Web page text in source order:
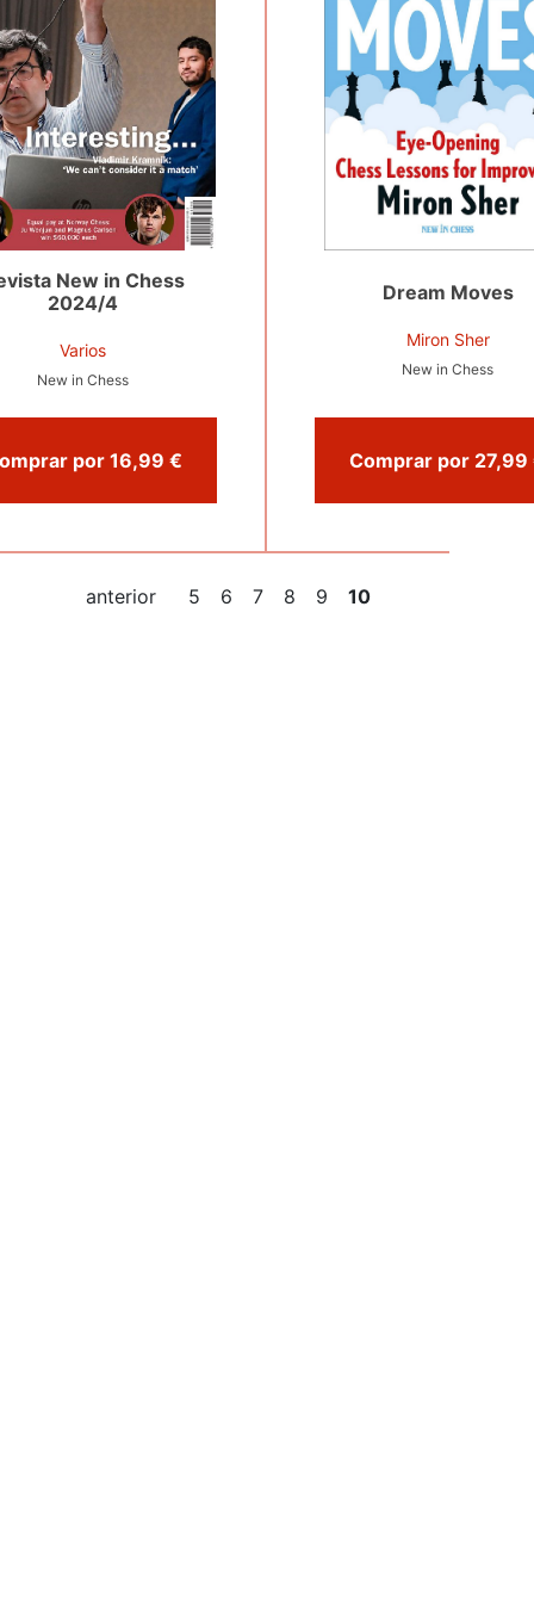
New in Chess
2024/4
Varios
New in Chess
Comprar por 16,99 €
Dream Moves
Miron Sher
New in Chess
anterior 5 6 7 8 9 10